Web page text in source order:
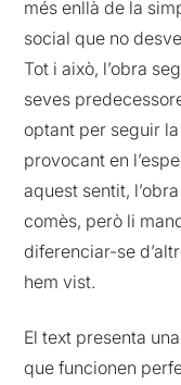
més enllà de la
social que no
Tot i això, l’obra
seves
optant per seguir
provocant en
aquest sentit,
comès, però li
diferenciar-se
hem vist.
El text presenta
que funcionen